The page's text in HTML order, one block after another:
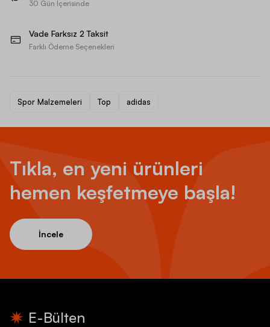
30 Gün İçerisinde
Vade Farksız 2 Taksit
Farklı Ödeme Seçenekleri
Spor Malzemeleri Top adidas
Tıkla, en yeni ürünleri
hemen keşfetmeye başla!
İncele
E-Bülten